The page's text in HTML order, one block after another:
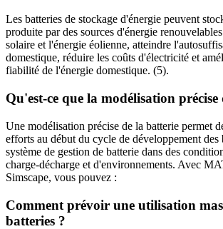
Les batteries de stockage d'énergie peuvent
produite par des sources d'énergie
solaire et l'énergie éolienne, atteindre
domestique, réduire les coûts d'électricité et
fiabilité de l'énergie domestique. (5).
Qu'est-ce que la modélisation
Une modélisation précise de la batterie permet
efforts au début du cycle de développement des
système de gestion de batterie dans des
charge-décharge et d'environnements. Avec
Simscape, vous pouvez :
Comment prévoir une utilisation
batteries ?